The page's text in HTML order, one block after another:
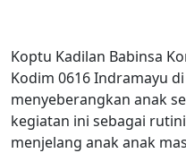
Koptu Kadilan Babinsa
Kodim 0616 Indramayu
menyeberangkan anak
kegiatan ini sebagai
menjelang anak anak